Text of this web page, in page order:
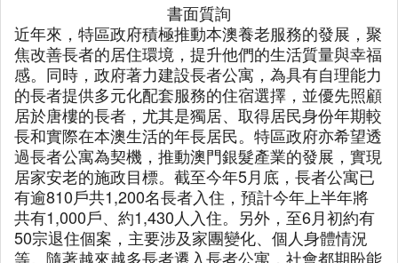
書面質詢
近年來，特區政府積極推動本澳養老服務的發展，聚
焦改善長者的居住環境，提升他們的生活質量與幸福
感。同時，政府著力建設長者公寓，為具有自理能力
的長者提供多元化配套服務的住宿選擇，並優先照顧
居於唐樓的長者，尤其是獨居、取得居民身份年期較
長和實際在本澳生活的年長居民。特區政府亦希望透
過長者公寓為契機，推動澳門銀髮產業的發展，實現
居家安老的施政目標。截至今年5月底，長者公寓已
有逾810戶共1,200名長者入住，預計今年上半年將
共有1,000戶、約1,430人入住。另外，至6月初約有
50宗退住個案，主要涉及家團變化、個人身體情況
等。隨著越來越多長者遷入長者公寓，社會都期盼能